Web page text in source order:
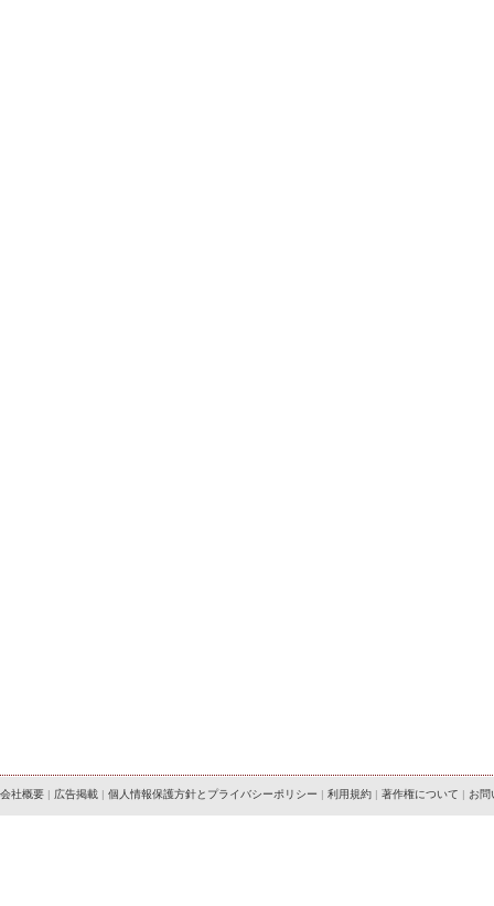
会社概要 | 広告掲載 | 個人情報保護方針とプライバシーポリシー | 利用規約 | 著作権について | お問